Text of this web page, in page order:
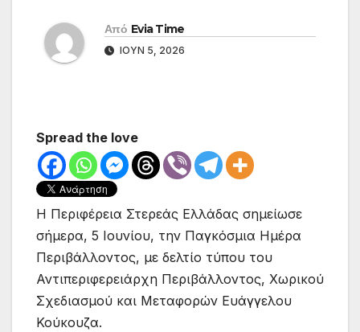
Από Evia Time
ΙΟΎΝ 5, 2026
Spread the love
Η Περιφέρεια Στερεάς Ελλάδας σημείωσε
σήμερα, 5 Ιουνίου, την Παγκόσμια Ημέρα
Περιβάλλοντος, με δελτίο τύπου του
Αντιπεριφερειάρχη Περιβάλλοντος, Χωρικού
Σχεδιασμού και Μεταφορών Ευάγγελου
Κούκουζα.